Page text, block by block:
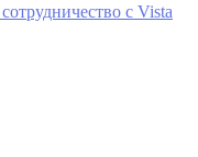
с Vista